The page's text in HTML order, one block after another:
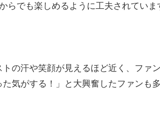
らでも楽しめるように工夫されてい
の汗や笑顔が見えるほど近く、ファ
気がする！」と大興奮したファンも